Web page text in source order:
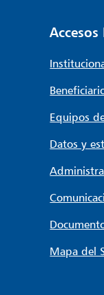
Accesos
Equipos
Datos y
Mapa del